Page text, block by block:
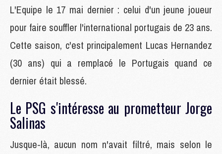
L'Equipe le 17 mai dernier : celui d'un jeune joueur
pour faire souffler l'international portugais de 23 ans.
Cette saison, c'est principalement Lucas Hernandez
(30 ans) qui a remplacé le Portugais quand ce
dernier était blessé.
Le PSG s'intéresse au prometteur Jorge
Salinas
Jusque-là, aucun nom n'avait filtré, mais selon le